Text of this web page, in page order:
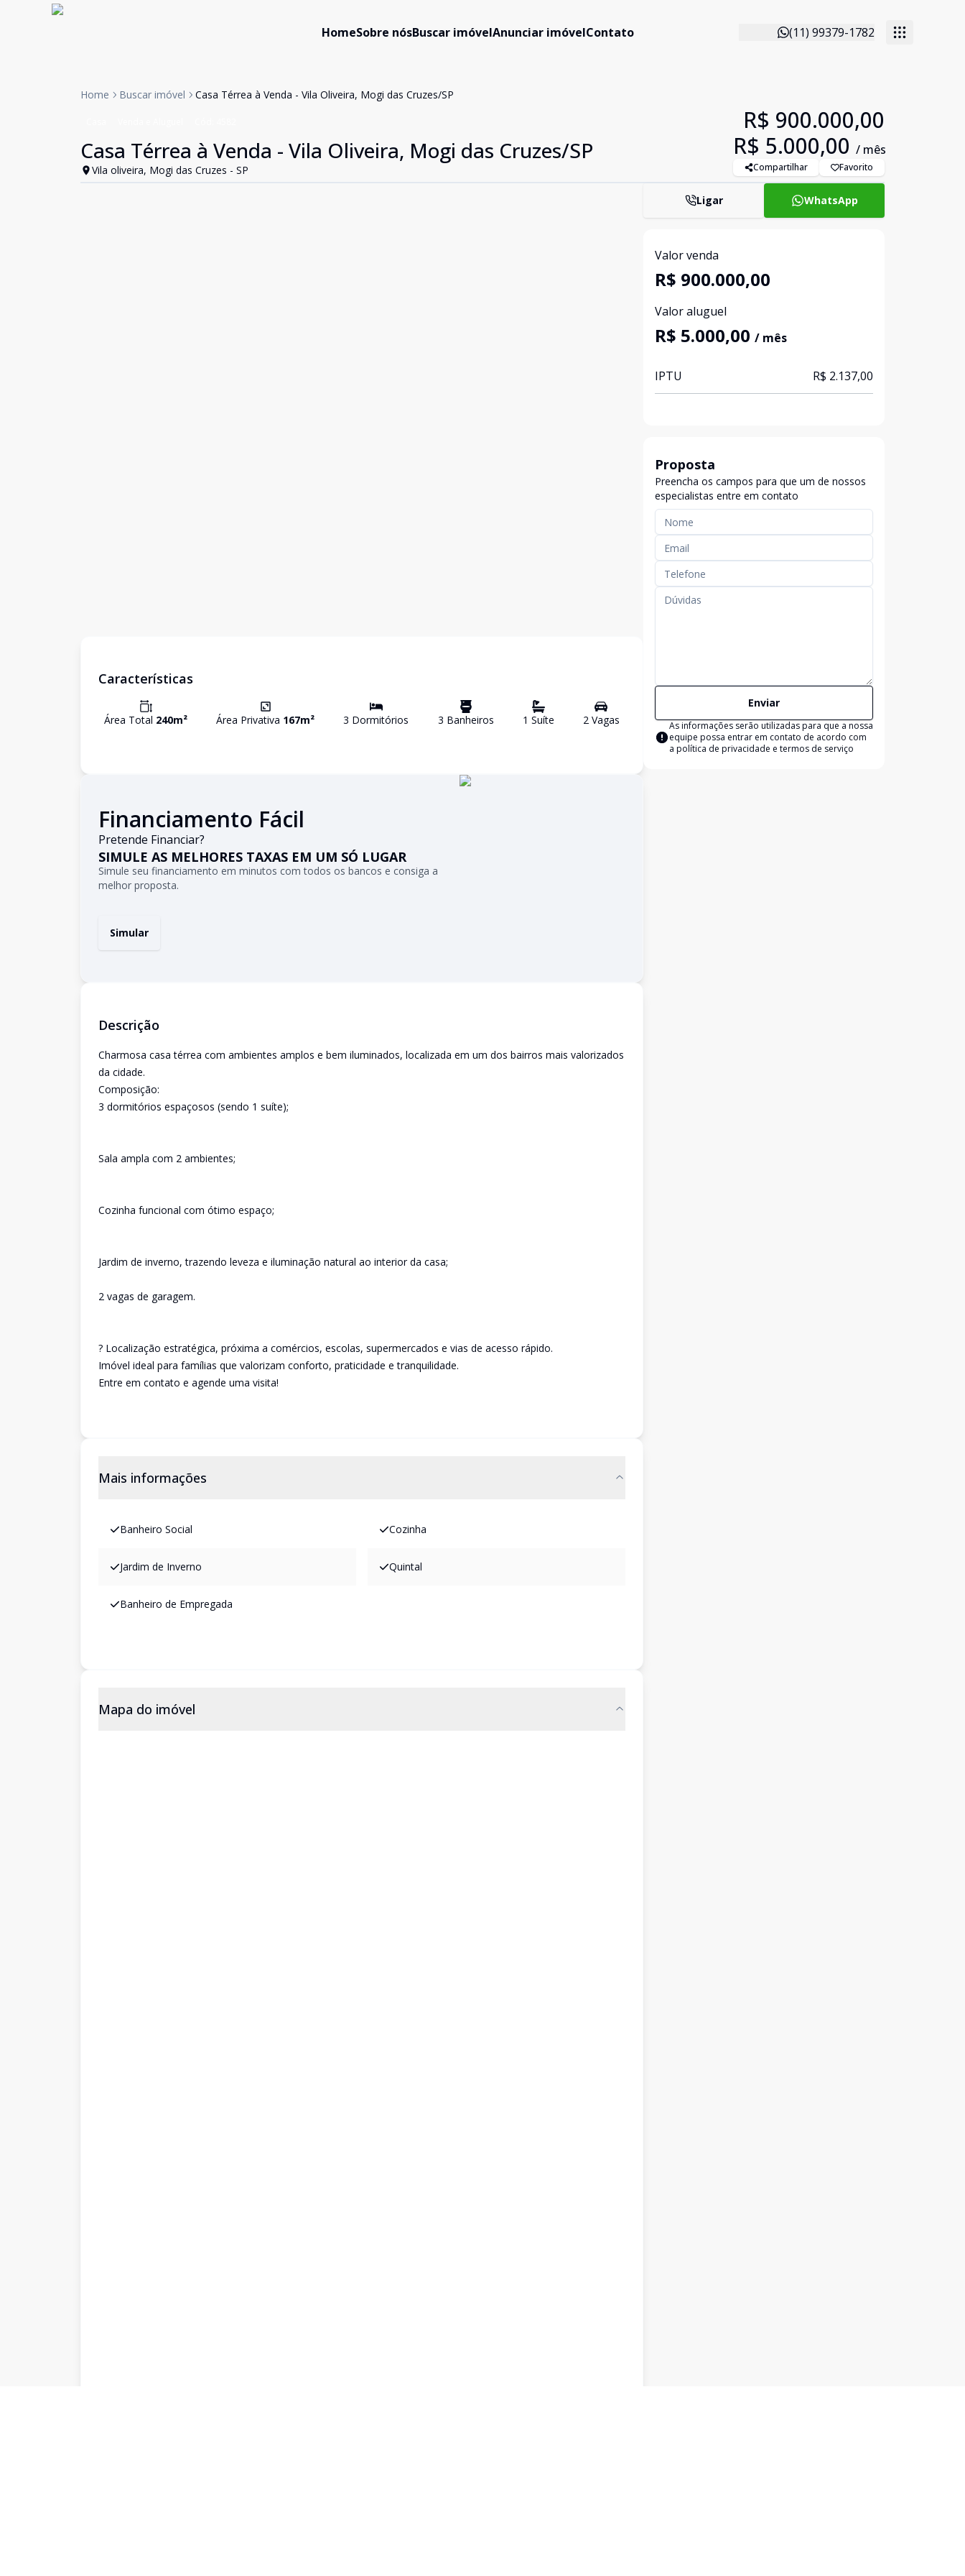
HomeSobre nósBuscar imóvelAnunciar imóvelContato (11) 99379-1782
Home Buscar imóvel Casa Térrea à Venda - Vila Oliveira, Mogi das Cruzes/SP
Casa Térrea à Venda - Vila Oliveira, Mogi das Cruzes/SP
Vila oliveira, Mogi das Cruzes - SP
R$ 900.000,00
R$ 5.000,00 / mês
Compartilhar Favorito
Características
Área Total 240m² Área Privativa 167m² 3 Dormitórios 3 Banheiros 1 Suíte 2Vagas
Financiamento Fácil
Pretende Financiar?
SIMULE AS MELHORES TAXAS EM UM SÓ LUGAR
Simule seu financiamento em minutos com todos os bancos e consiga a
melhor proposta.
Simular
Descrição
Charmosa casa térrea com ambientes amplos e bem iluminados, localizada em um dos bairros mais valorizados
da cidade.
Composição:
3 dormitórios espaçosos (sendo 1 suíte);
Sala ampla com 2 ambientes;
Cozinha funcional com ótimo espaço;
Jardim de inverno, trazendo leveza e iluminação natural ao interior da casa;
2 vagas de garagem.
? Localização estratégica, próxima a comércios, escolas, supermercados e vias de acesso rápido.
Imóvel ideal para famílias que valorizam conforto, praticidade e tranquilidade.
Entre em contato e agende uma visita!
Mais informações
Banheiro Social Cozinha
Jardim de Inverno Quintal
Banheiro de Empregada
Mapa do imóvel
Ligar WhatsApp
Valor venda
R$ 900.000,00
Valor aluguel
R$ 5.000,00 / mês
IPTU R$ 2.137,00
Proposta
Preencha os campos para que um de nossos
especialistas entre em contato
Enviar
As informações serão utilizadas para que a nossa
equipe possa entrar em contato de acordo com
a política de privacidade e termos de serviço